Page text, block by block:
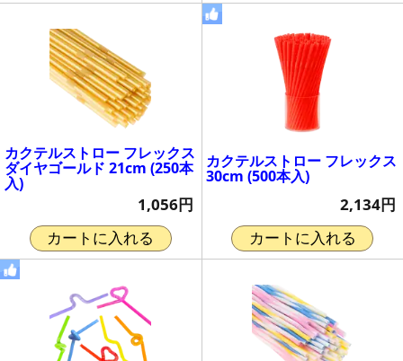
カクテルストロー フレックス
ダイヤゴールド 21cm (250本
入)
1,056円
カートに入れる
カクテルストロー フレックス
30cm (500本入)
2,134円
カートに入れる